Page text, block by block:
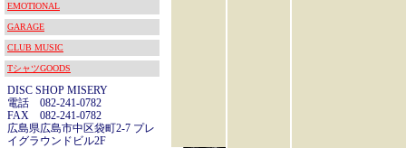
EMOTIONAL
GARAGE
CLUB MUSIC
TシャツGOODS
DISC SHOP MISERY
電話 082-241-0782
FAX 082-241-0782
広島県広島市中区袋町2-7 プレ
イグラウンドビル2F